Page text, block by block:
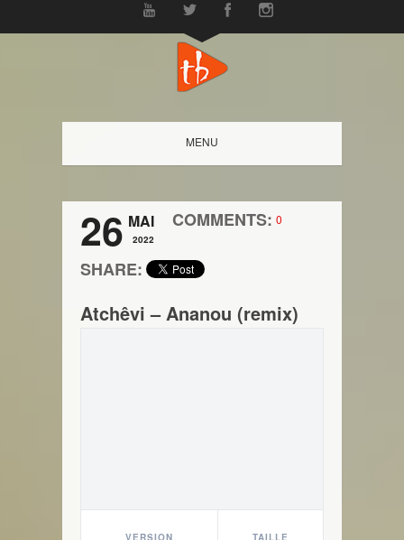
MENU
26 MAI
2022
COMMENTS: 0
SHARE:
Atchêvi – Ananou (remix)
VERSION TAILLE